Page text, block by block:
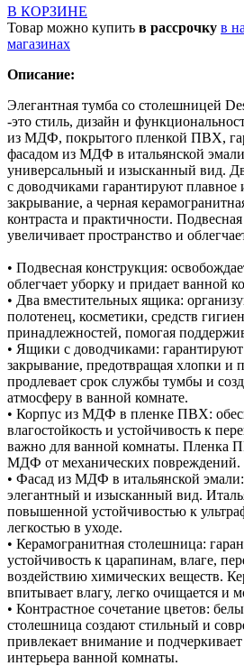
В КОРЗИНЕ
Товар можно купить в рассрочку в
магазинах
Описание:
Элегантная тумба со столешницей
-это стиль, дизайн и
из МДФ, покрытого пленкой ПВХ,
фасадом из МДФ в итальянской
универсальный и изысканный вид.
с доводчиками гарантируют плавное
закрывание, а черная
контраста и практичности.
увеличивает пространство и
• Подвесная конструкция:
облегчает уборку и придает ванной
• Два вместительных ящика:
полотенец, косметики, средств
принадлежностей, помогая
• Ящики с доводчиками:
закрывание, предотвращая хлопки и
продлевает срок службы тумбы и
атмосферу в ванной комнате.
• Корпус из МДФ в пленке ПВХ:
влагостойкость и устойчивость к
важно для ванной комнаты. Пленка
МДФ от механических повреждений.
• Фасад из МДФ в итальянской
элегантный и изысканный вид.
повышенной устойчивостью к
легкостью в уходе.
• Керамогранитная столешница:
устойчивость к царапинам, влаге,
воздействию химических веществ.
впитывает влагу, легко очищается и
• Контрастное сочетание цветов:
столешница создают стильный и
привлекает внимание и
интерьера ванной комнаты.